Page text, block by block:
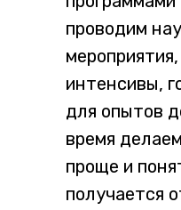
проводим
интенсивы,
для опытов
время
проще и
получается